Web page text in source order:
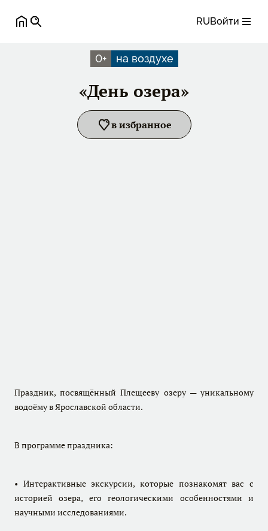
RUВойти
0+ на воздухе
«День озера»
в избранное
Праздник, посвящённый Плещееву озеру — уникальному
водоёму в Ярославской области.
В программе праздника:
• Интерактивные экскурсии, которые познакомят вас с
историей озера, его геологическими особенностями и
научными исследованиями.